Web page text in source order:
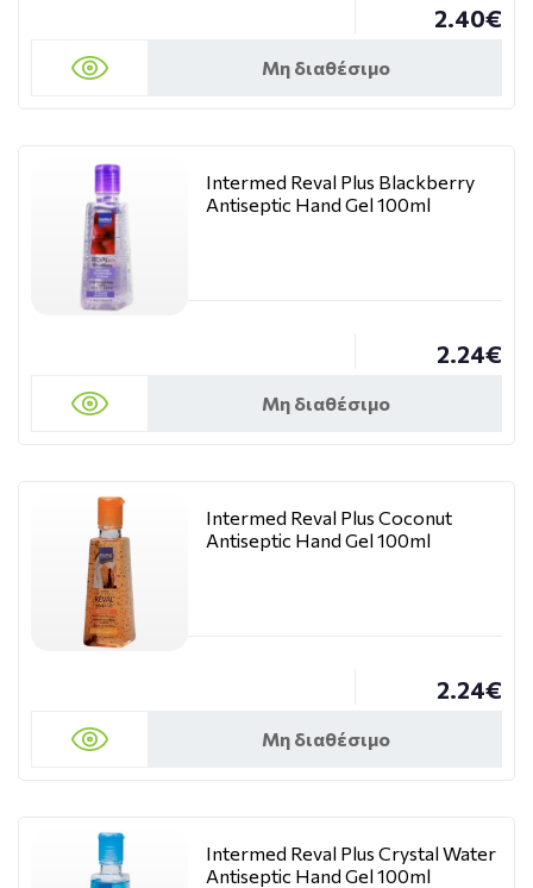
2.40€
Μη διαθέσιμο
Intermed Reval Plus Blackberry
Antiseptic Hand Gel 100ml
2.24€
Μη διαθέσιμο
Intermed Reval Plus Coconut
Antiseptic Hand Gel 100ml
2.24€
Μη διαθέσιμο
Intermed Reval Plus Crystal Water
Antiseptic Hand Gel 100ml